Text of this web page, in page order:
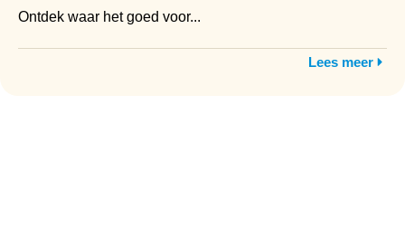
Ontdek waar het goed voor...
Lees meer